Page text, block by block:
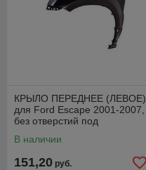
КРЫЛО ПЕРЕДНЕЕ (ЛЕВОЕ)
для Ford Escape 2001-2007,
без отверстий под
В наличии
151,20 руб.